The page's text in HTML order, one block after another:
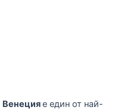
Венецияе един от най-